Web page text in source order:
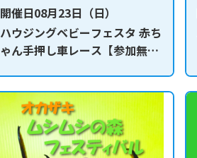
開催日08月23日（日）
ハウジングベビーフェスタ 赤ち
ゃん手押し車レース【参加無